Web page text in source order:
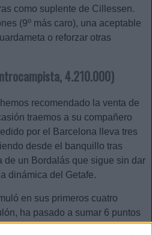
como suplente de Cillessen.
(9º más caro), una aceptable
o reforzar otras
4.210.000)
recomendado la venta de
traemos a su compañero
por el Barcelona lleva tres
desde el banquillo tras
de un Bordalás que sigue sin dar
dinámica del Getafe.
en sus primeros cuatro
ha pasado a sumar 6 puntos
de mercado probablemente